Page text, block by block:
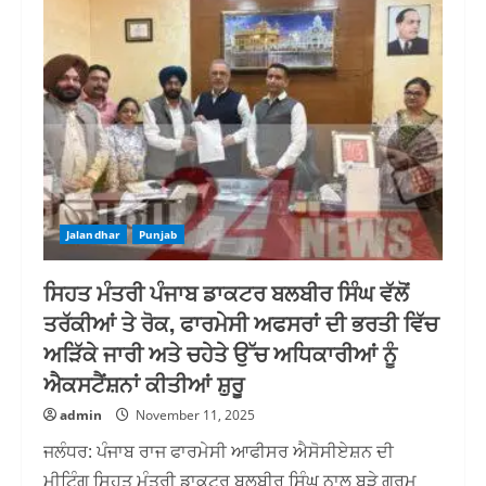
Jalandhar Punjab
ਸਿਹਤ ਮੰਤਰੀ ਪੰਜਾਬ ਡਾਕਟਰ ਬਲਬੀਰ ਸਿੰਘ ਵੱਲੋਂ
ਤਰੱਕੀਆਂ ਤੇ ਰੋਕ, ਫਾਰਮੇਸੀ ਅਫਸਰਾਂ ਦੀ ਭਰਤੀ ਵਿੱਚ
ਅੜਿੱਕੇ ਜਾਰੀ ਅਤੇ ਚਹੇਤੇ ਉੱਚ ਅਧਿਕਾਰੀਆਂ ਨੂੰ
ਐਕਸਟੈਂਸ਼ਨਾਂ ਕੀਤੀਆਂ ਸ਼ੁਰੂ
admin November 11, 2025
ਜਲੰਧਰ: ਪੰਜਾਬ ਰਾਜ ਫਾਰਮੇਸੀ ਆਫੀਸਰ ਐਸੋਸੀਏਸ਼ਨ ਦੀ
ਮੀਟਿੰਗ ਸਿਹਤ ਮੰਤਰੀ ਡਾਕਟਰ ਬਲਬੀਰ ਸਿੰਘ ਨਾਲ ਬੜੇ ਗਰਮ